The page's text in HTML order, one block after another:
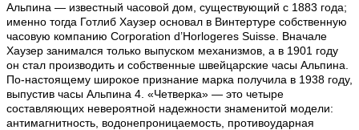
Альпина — известный часовой дом, существующий с 1883 года;
именно тогда Готлиб Хаузер основал в Винтертуре собственную
часовую компанию Corporation d’Horlogeres Suisse. Вначале
Хаузер занимался только выпуском механизмов, а в 1901 году
он стал производить и собственные швейцарские часы Альпина.
По-настоящему широкое признание марка получила в 1938 году,
выпустив часы Альпина 4. «Четверка» — это четыре
составляющих невероятной надежности знаменитой модели:
антимагнитность, водонепроницаемость, противоударная